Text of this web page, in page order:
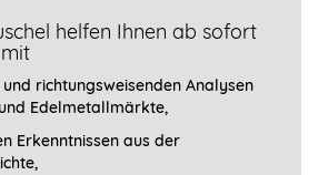
helfen Ihnen ab sofort
richtungsweisenden Analysen
Edelmetallmärkte,
Erkenntnissen aus der